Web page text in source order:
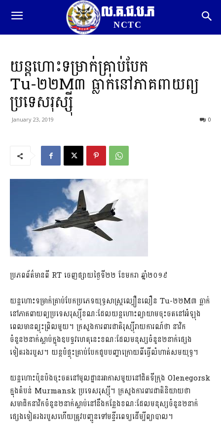
ល.គ.ជ.ប.ភ
NCTC
យន្ដហោះទម្រាក់គ្រាប់បែក
Tu-២២M៣ ធ្លាក់នៅភាគពាយព្យ
ប្រទេសរុស្ស៊ី
January 23, 2019 0
ប្រភពព័ត៌មានពី​ RT ចេញផ្សាយថ្ងៃទី២២ ខែមករា ឆ្នាំ២០១៩
យន្តហោះទម្រាក់គ្រាប់បែកប្រភេទយុទ្ធសាស្ត្រល្បឿនលឿន Tu-២២M៣ ធ្លាក់
នៅភាគពាយព្យប្រទេសរុស្ស៊ីខណៈដែលយន្តហោះព្យាយាមចុះចតនៅអំឡុង
ពេលមានព្យុះព្រិលមួយ។ ក្រសួងការពារជាតិរុស្ស៊ីរាយការណ៍ថា នាវិក
ចំនួន២នាក់ស្លាប់ក្នុងឧបទ្ទវហេតុនេះ​ខណៈ​ដែលមនុស្សចំនួន២នាក់ផ្សេង
ទៀតរងរបួស។ យន្តបំផ្ទុះគ្រាប់បែកជួបបញ្ហាក្រោយពី​ធ្វើ​លំហាត់​សមយុទ្ធ។
យន្តហោះប៉ុនប៉ងចុះចតនៅមូលដ្ឋានអាកាសមួយនៅជិតទីក្រុង Olene​gorsk
ក្នុងតំបន់ Murmansk ប្រទេសរុស្ស៊ី។ ក្រសួង​ការពារជាតិនិយាយថា
សមាជិកនាវិកចំនួន២នាក់ស្លាប់នៅនឹងកន្លែងខណៈដែលមនុស្សចំនួន២នាក់
ផ្សេងទៀតរងរបួសហើយត្រូវបញ្ជូនទៅមន្ទីរពេទ្យដើម្បីព្យាបាល។